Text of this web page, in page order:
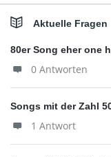
Aktuelle Fragen
80er Song eher one
0 Antworten
Songs mit der Zahl
1 Antwort